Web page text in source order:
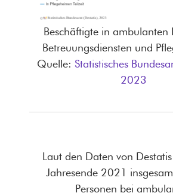
Beschäftigte in ambulanten
Betreuungsdiensten und
Quelle: Statistisches
2023
Laut den Daten von
Jahresende 2021
Personen bei